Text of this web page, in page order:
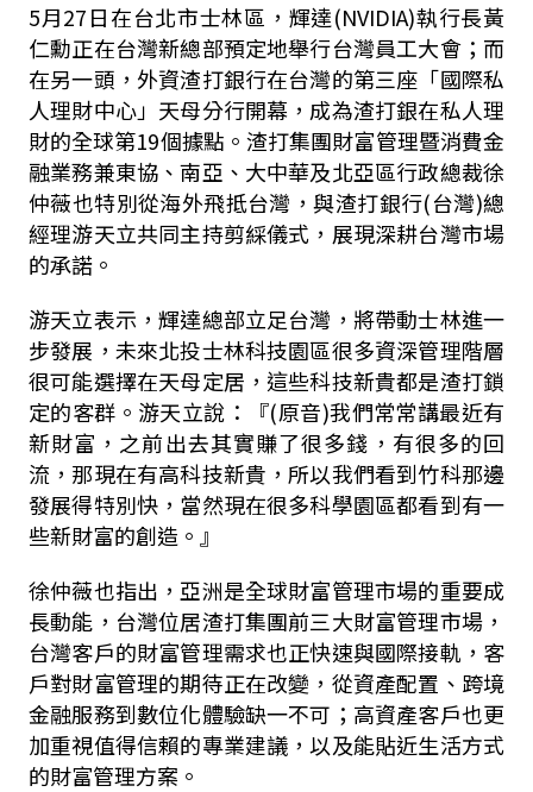
5月27日在台北市士林區，輝達(NVIDIA)執行長黃
仁勳正在台灣新總部預定地舉行台灣員工大會；而
在另一頭，外資渣打銀行在台灣的第三座「國際私
人理財中心」天母分行開幕，成為渣打銀在私人理
財的全球第19個據點。渣打集團財富管理暨消費金
融業務兼東協、南亞、大中華及北亞區行政總裁徐
仲薇也特別從海外飛抵台灣，與渣打銀行(台灣)總
經理游天立共同主持剪綵儀式，展現深耕台灣市場
的承諾。
游天立表示，輝達總部立足台灣，將帶動士林進一
步發展，未來北投士林科技園區很多資深管理階層
很可能選擇在天母定居，這些科技新貴都是渣打鎖
定的客群。游天立說：『(原音)我們常常講最近有
新財富，之前出去其實賺了很多錢，有很多的回
流，那現在有高科技新貴，所以我們看到竹科那邊
發展得特別快，當然現在很多科學園區都看到有一
些新財富的創造。』
徐仲薇也指出，亞洲是全球財富管理市場的重要成
長動能，台灣位居渣打集團前三大財富管理市場，
台灣客戶的財富管理需求也正快速與國際接軌，客
戶對財富管理的期待正在改變，從資產配置、跨境
金融服務到數位化體驗缺一不可；高資產客戶也更
加重視值得信賴的專業建議，以及能貼近生活方式
的財富管理方案。